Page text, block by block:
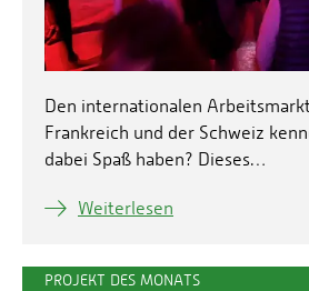
Den internationalen
Frankreich und der Schweiz
dabei Spaß haben? Dieses…
Weiterlesen
PROJEKT DES MONATS